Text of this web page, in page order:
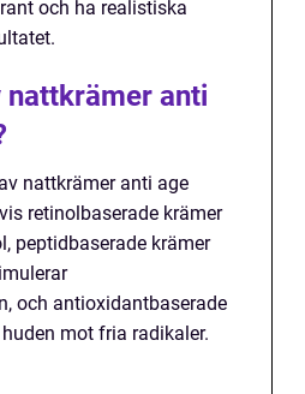
och ha realistiska
anti
nattkrämer anti age
retinolbaserade krämer
peptidbaserade krämer
och antioxidantbaserade
mot fria radikaler.